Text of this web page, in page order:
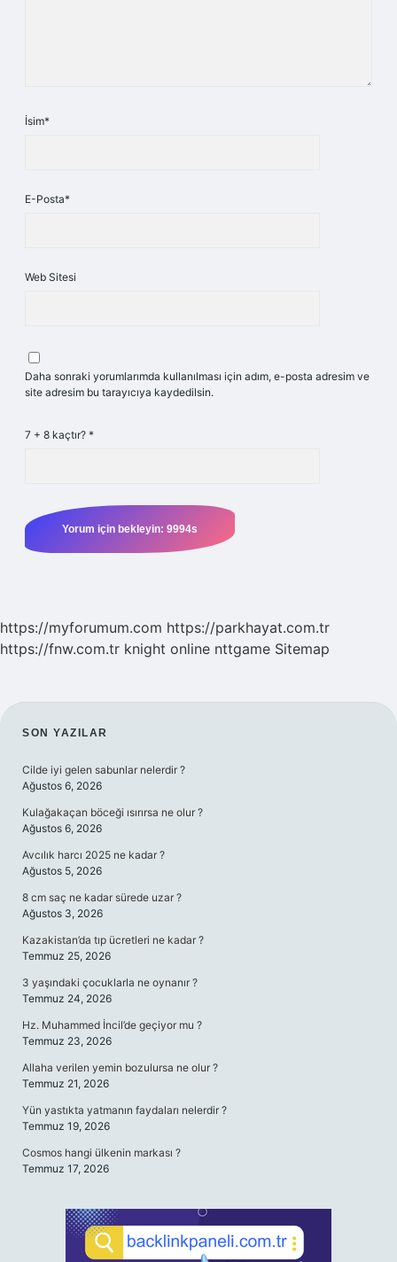
İsim*
E-Posta*
Web Sitesi
Daha sonraki yorumlarımda kullanılması için adım, e-posta adresim ve
site adresim bu tarayıcıya kaydedilsin.
7 + 8 kaçtır? *
https://myforumum.com https://parkhayat.com.tr
https://fnw.com.tr knight online nttgame Sitemap
SIDEBAR
SON YAZILAR
Cilde iyi gelen sabunlar nelerdir ?
Ağustos 6, 2026
Kulağakaçan böceği ısırırsa ne olur ?
Ağustos 6, 2026
Avcılık harcı 2025 ne kadar ?
Ağustos 5, 2026
8 cm saç ne kadar sürede uzar ?
Ağustos 3, 2026
Kazakistan’da tıp ücretleri ne kadar ?
Temmuz 25, 2026
3 yaşındaki çocuklarla ne oynanır ?
Temmuz 24, 2026
Hz. Muhammed İncil’de geçiyor mu ?
Temmuz 23, 2026
Allaha verilen yemin bozulursa ne olur ?
Temmuz 21, 2026
Yün yastıkta yatmanın faydaları nelerdir ?
Temmuz 19, 2026
Cosmos hangi ülkenin markası ?
Temmuz 17, 2026